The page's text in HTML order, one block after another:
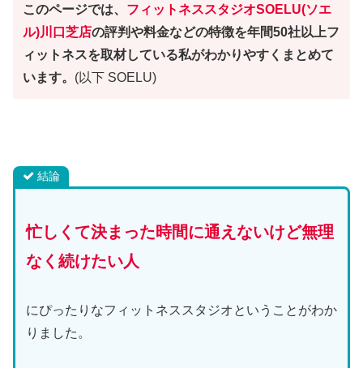
このページでは、 フィットネススタジオSOELU(ソエ
ル)川口芝店の評判や料金などの特徴を年間50社以上フ
ィットネスを取材している私がわかりやすくまとめて
います。 (以下 SOELU)
結論
忙しくて決まった時間に通えないけど無理
なく続けたい人
にぴったりなフィットネススタジオということがわか
りました。